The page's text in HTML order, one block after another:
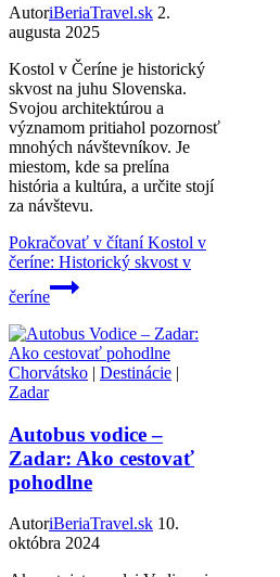
AutoriBeriaTravel.sk 2.
augusta 2025
Kostol v Čeríne je historický
skvost na juhu Slovenska.
Svojou architektúrou a
významom pritiahol pozornosť
mnohých návštevníkov. Je
miestom, kde sa prelína
história a kultúra, a určite stojí
za návštevu.
Pokračovať v čítaníKostol v
čeríne: Historický skvost v
čeríne
Chorvátsko | Destinácie |
Zadar
Autobus vodice –
Zadar: Ako cestovať
pohodlne
AutoriBeriaTravel.sk 10.
októbra 2024